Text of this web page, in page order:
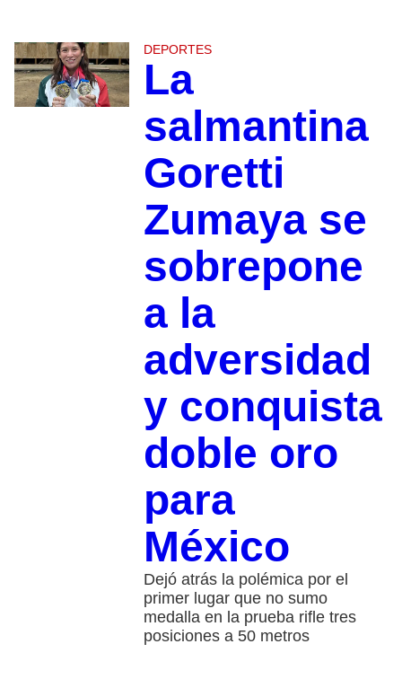
DEPORTES
La
salmantina
Goretti
Zumaya se
sobrepone
a la
adversidad
y conquista
doble oro
para
México
Dejó atrás la polémica por el
primer lugar que no sumo
medalla en la prueba rifle tres
posiciones a 50 metros